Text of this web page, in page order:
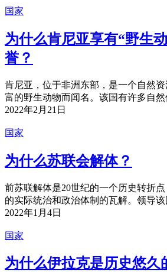
国家
为什么肯尼亚享有“野生
誉？
肯尼亚，位于非洲东部，是一个自然
富的野生动物而闻名。该国有许多自然
2022年2月21日
国家
为什么苏联会解体？
前苏联解体是20世纪的一个历史转折
的实际统治和政治体制的瓦解。领导
2022年1月4日
国家
为什么伊拉克是历史悠久